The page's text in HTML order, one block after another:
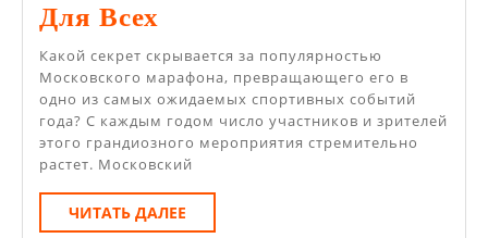
Для Всех
Марафон:
Вызов
Для
Сильнейших
И
Праздник
Какой секрет скрывается за популярностью
Московского марафона, превращающего его в
одно из самых ожидаемых спортивных событий
года? С каждым годом число участников и зрителей
этого грандиозного мероприятия стремительно
растет. Московский
ЧИТАТЬ ДАЛЕЕ